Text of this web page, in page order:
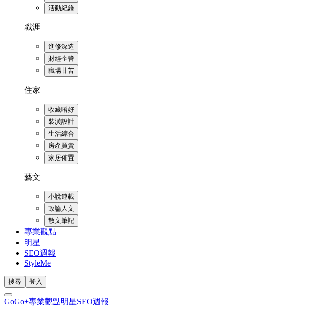
活動紀錄
職涯
進修深造
財經企管
職場甘苦
住家
收藏嗜好
裝潢設計
生活綜合
房產買賣
家居佈置
藝文
小說連載
政論人文
散文筆記
專業觀點
明星
SEO週報
StyleMe
搜尋 登入
GoGo+專業觀點明星SEO週報